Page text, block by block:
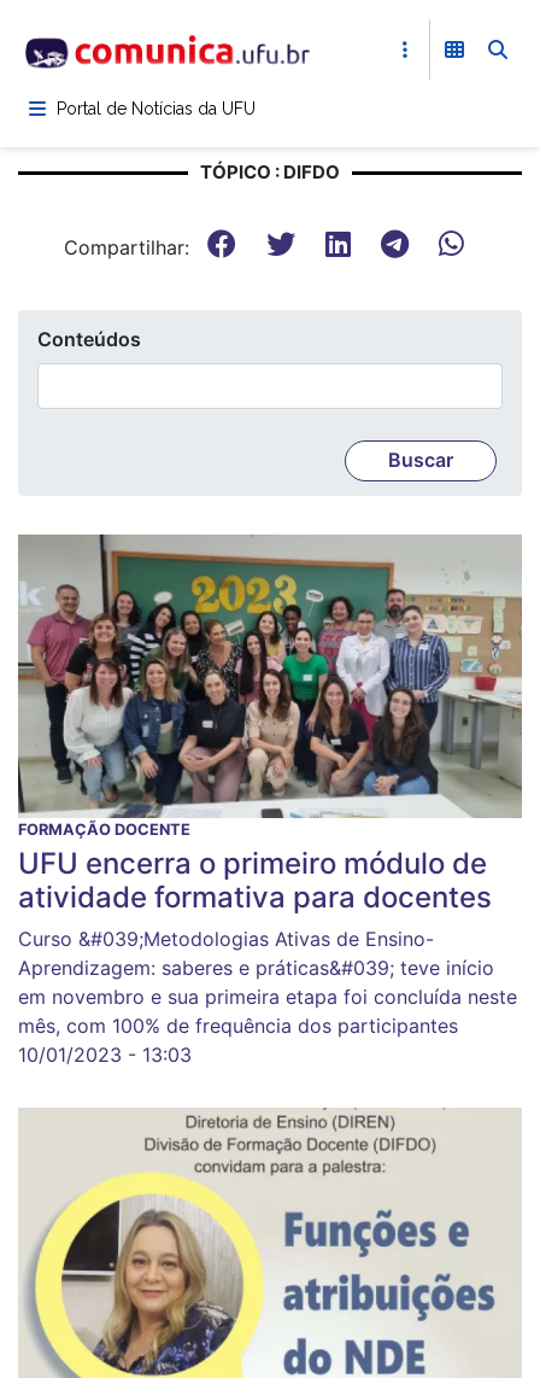
para
conteúdoPortal de Notícias da UFU
TÓPICO : DIFDO
Compartilhar:
Conteúdos
FORMAÇÃO DOCENTE
UFU encerra o primeiro módulo de
atividade formativa para docentes
Curso &#039;Metodologias Ativas de Ensino-
Aprendizagem: saberes e práticas&#039; teve início
em novembro e sua primeira etapa foi concluída neste
mês, com 100% de frequência dos participantes
10/01/2023 - 13:03